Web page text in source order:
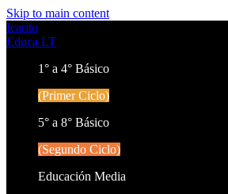
Skip to main content
Icarito
Educa LT
1° a 4° Básico
(Primer Ciclo)
5° a 8° Básico
(Segundo Ciclo)
Educación Media